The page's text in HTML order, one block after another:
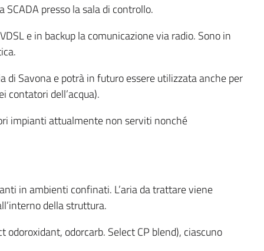
presso la sala di controllo.
e in backup la comunicazione via radio. Sono in
di Savona e potrà in futuro essere utilizzata anche per
contatori dell’acqua).
impianti attualmente non serviti nonché
in ambienti confinati. L’aria da trattare viene
della struttura.
odorcarb. Select CP blend), ciascuno